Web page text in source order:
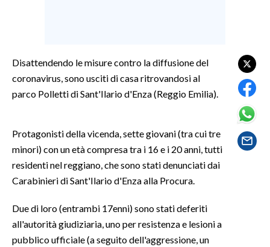
SPETTACOLI
SALUTE
SARDEGNA TURISMO
NOTIZIE
EVENTI
Disattendendo le misure contro la diffusione del
coronavirus, sono usciti di casa ritrovandosi al
parco Polletti di Sant'Ilario d'Enza (Reggio Emilia).
Protagonisti della vicenda, sette giovani (tra cui tre
minori) con un età compresa tra i 16 e i 20 anni, tutti
residenti nel reggiano, che sono stati denunciati dai
Carabinieri di Sant'Ilario d'Enza alla Procura.
Due di loro (entrambi 17enni) sono stati deferiti
all'autorità giudiziaria, uno per resistenza e lesioni a
pubblico ufficiale (a seguito dell'aggressione, un